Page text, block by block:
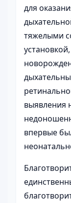
для
тяжелыми
выявления
впервые